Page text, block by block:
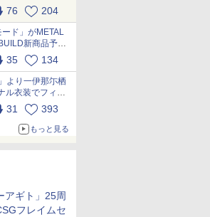
機構まで再現し
76 204
ード」がMETAL
新商品予告
35 134
より一伊那尓栖
ル衣装でフィギ
31 393
もっと見る
アギト」25周
フレイムセ